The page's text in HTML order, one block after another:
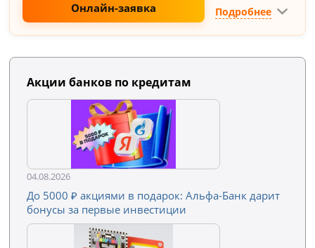
Онлайн-заявка Подробнее
Акции банков по кредитам
04.08.2026
До 5000 ₽ акциями в подарок: Альфа-Банк дарит
бонусы за первые инвестиции